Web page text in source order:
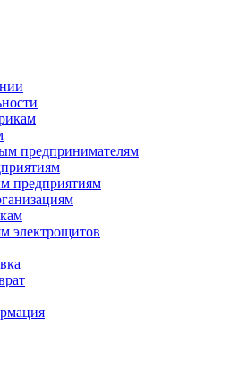
предпринимателям
предприятиям
электрощитов